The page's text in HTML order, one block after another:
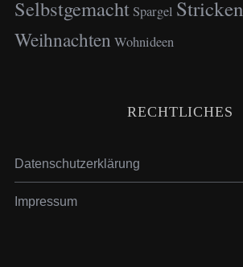
SelbstgemachtSpargel Stricken
Weihnachten Wohnideen
RECHTLICHES
Datenschutzerklärung
Impressum